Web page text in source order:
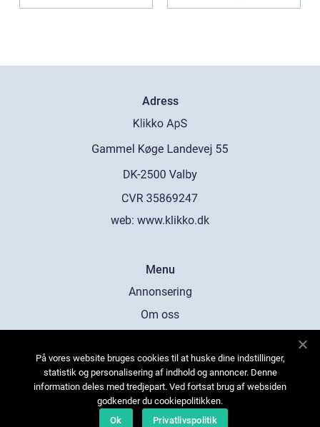
Adress
web: www.klikko.dk
Menu
Annonsering
Om oss
Kontakta oss
Sitemap
På vores website bruges cookies til at huske dine indstillinger,
statistik og personalisering af indhold og annoncer. Denne
information deles med tredjepart. Ved fortsat brug af websiden
godkender du cookiepolitikken.
Ok
Privatlivspolitik